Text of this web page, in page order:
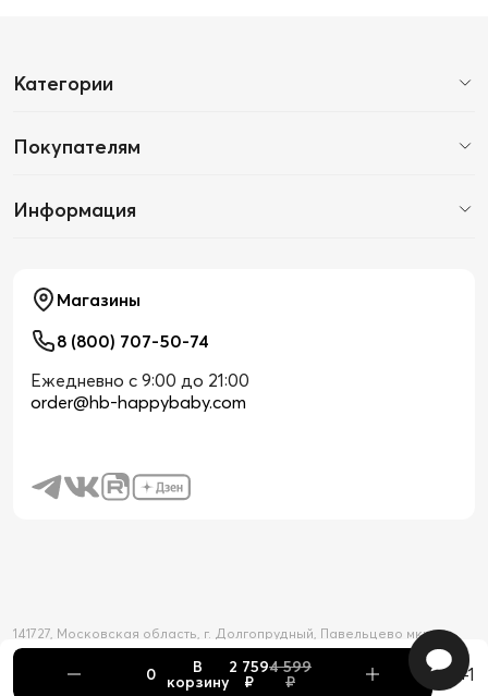
В
корзину
2 759
₽
4 599
₽ +1
Товар добавлен в корзину
Категории
Покупателям
Информация
Магазины
8 (800) 707-50-74
Ежедневно с 9:00 до 21:00
order@hb-happybaby.com
141727, Московская область, г. Долгопрудный, Павельцево мкр-н,
Новое шоссе, д. 56
2026 © Официальный интернет-магазин Happy Baby